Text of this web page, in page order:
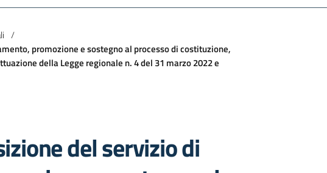
/
promozione e sostegno al processo di costituzione,
della Legge regionale n. 4 del 31 marzo 2022 e
del servizio di